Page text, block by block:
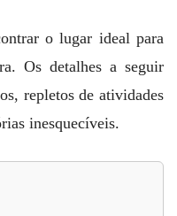
o lugar ideal para
Os detalhes a seguir
repletos de atividades
inesquecíveis.